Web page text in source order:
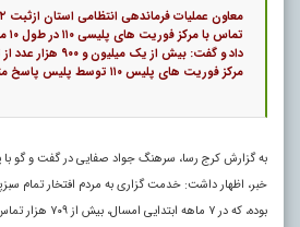
داد و گفت: بیش از یک
مرکز فوریت های پلیس ۱۱۰ توسط پلیس پاسخ متناسب داده شده است.
به گزارش کرج رسا، سرهنگ جواد صفایی در گفت و گو با
خبر، اظهار داشت: خدمت گزاری به مردم افتخار تمام
بوده، که در ۷